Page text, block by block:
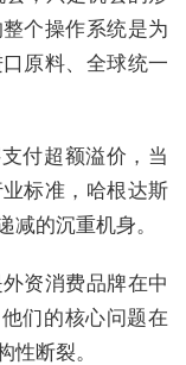
个操作系统是为
原料、全球统一
付超额溢价，当
标准，哈根达斯
减的沉重机身。
资消费品牌在中
们的核心问题在
性断裂。